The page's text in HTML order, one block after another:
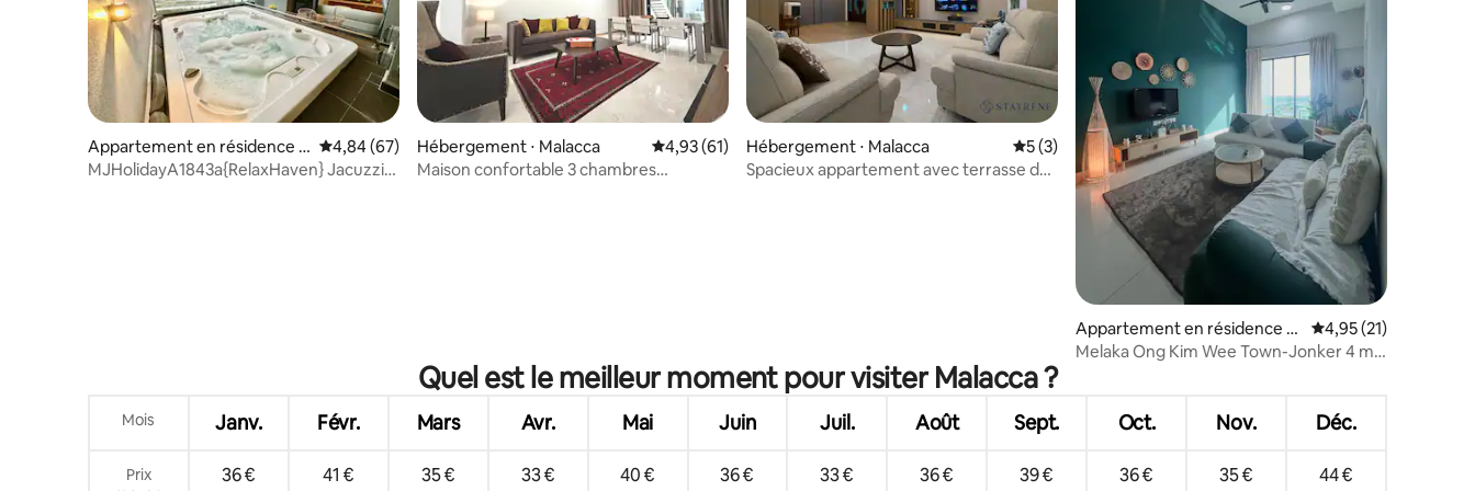
Appartement en résidence ⋅
Malacca
Évaluation moyenne sur la base de 67 commentaires : 4,84 sur 5
4,84 (67)
MJHolidayA1843a{RelaxHaven} Jacuzzi
Hébergement ⋅ Malacca Évaluation moyenne sur la base de 61 commentaires : 4,93 sur 5
4,93 (61)
Maison confortable 3 chambres
Hébergement ⋅ Malacca Évaluation moyenne sur la base de 3 commentaires : 5 sur 5
5 (3)
Spacieux appartement avec terrasse de
Appartement en résidence ⋅
Malacca
Évaluation moyenne
4,95 (21)
Melaka Ong Kim Wee Town-Jonker 4 min
Quel est le meilleur moment pour visiter Malacca ?
Mois Janv. Févr. Mars Avr. Mai Juin Juil. Août Sept. Oct. Nov. Déc.
Prix
36 € 41 € 35 € 33 € 40 € 36 € 33 € 36 € 39 € 36 € 35 € 44 €